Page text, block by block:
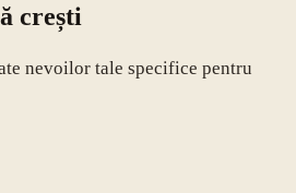
crești
nevoilor tale specifice pentru